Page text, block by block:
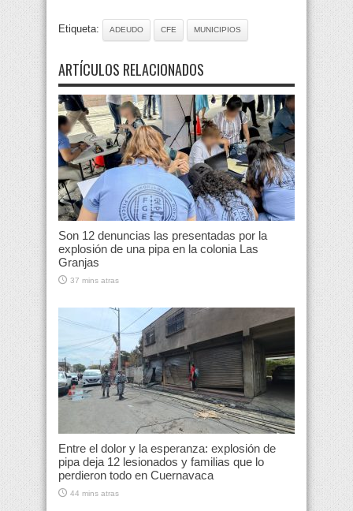
Etiqueta: ADEUDO CFE MUNICIPIOS
ARTÍCULOS RELACIONADOS
Son 12 denuncias las presentadas por la
explosión de una pipa en la colonia Las
Granjas
37 mins atras
Entre el dolor y la esperanza: explosión de
pipa deja 12 lesionados y familias que lo
perdieron todo en Cuernavaca
44 mins atras